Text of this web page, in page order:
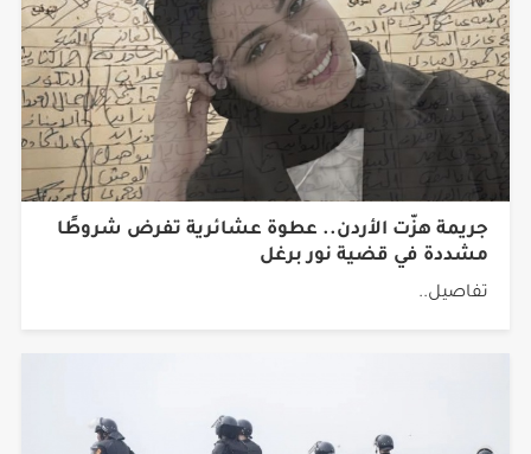
جريمة هزّت الأردن.. عطوة عشائرية تفرض شروطًا
مشددة في قضية نور برغل
تفاصيل..